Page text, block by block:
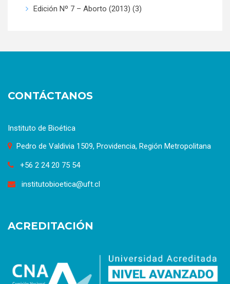
Edición Nº 7 – Aborto (2013) (3)
CONTÁCTANOS
Instituto de Bioética
Pedro de Valdivia 1509, Providencia, Región Metropolitana
+56 2 24 20 75 54
institutobioetica@uft.cl
ACREDITACIÓN